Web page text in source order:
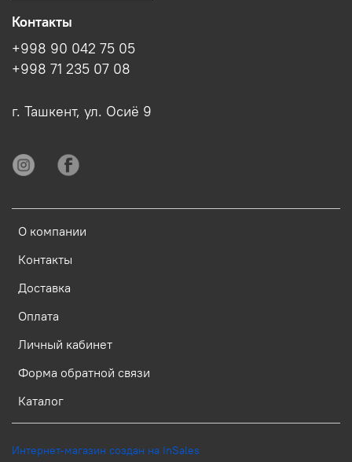
О компании
Контакты
Доставка
Оплата
Личный кабинет
Форма обратной связи
Каталог
Контакты
+998 90 042 75 05
+998 71 235 07 08
г. Ташкент, ул. Осиё 9
Интернет-магазин создан на InSales